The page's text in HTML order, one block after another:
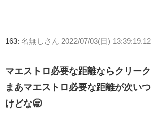
163: 名無しさん 2022/07/03(日)
マエストロ必要な距離ならクリー
まあマエストロ必要な距離が次い
けどな🥱